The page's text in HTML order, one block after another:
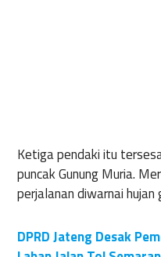
Ketiga pendaki itu
puncak Gunung Muria.
perjalanan diwarnai
DPRD Jateng Desak